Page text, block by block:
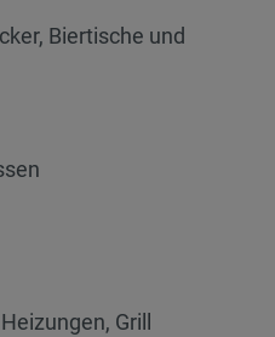
Biertische und
Grill